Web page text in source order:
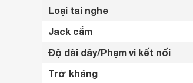
Loại tai nghe
Jack cắm
Độ dài dây/Phạm vi kết nối
Trở kháng